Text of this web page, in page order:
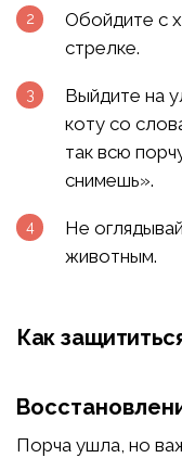
Обойдите с
стрелке.
Выйдите на
коту со
так всю
снимешь».
Не
животным.
Как
Порча ушла, но